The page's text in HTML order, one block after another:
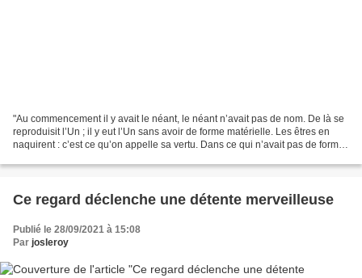
"Au commencement il y avait le néant, le néant n’avait pas de nom. De là se
reproduisit l’Un ; il y eut l’Un sans avoir de forme matérielle. Les êtres en
naquirent : c’est ce qu’on appelle sa vertu. Dans ce qui n’avait pas de forme,
Ce regard déclenche une détente merveilleuse
Publié le 28/09/2021 à 15:08
Par josleroy